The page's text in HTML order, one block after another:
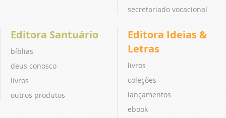
secretariado vocacional
Editora Santuário
bíblias
deus conosco
livros
outros produtos
Editora Ideias &
Letras
livros
coleções
lançamentos
ebook